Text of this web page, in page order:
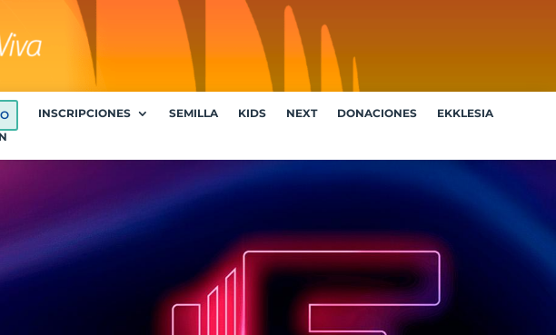
INSCRIPCIONES SEMILLA KIDS NEXT DONACIONES
EKKLESIA